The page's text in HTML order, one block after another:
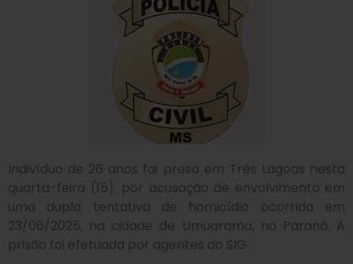
Indivíduo de 26 anos foi preso em Três Lagoas nesta
quarta-feira (15), por acusação de envolvimento em
uma dupla tentativa de homicídio ocorrida em
23/06/2025, na cidade de Umuarama, no Paraná. A
prisão foi efetuada por agentes do SIG.